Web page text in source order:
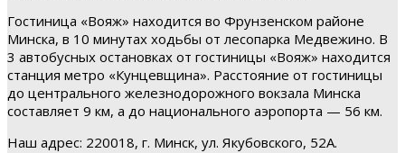
Гостиница «Вояж» находится во Фрунзенском районе
Минска, в 10 минутах ходьбы от лесопарка Медвежино. В
3 автобусных остановках от гостиницы «Вояж» находится
станция метро «Кунцевщина». Расстояние от гостиницы
до центрального железнодорожного вокзала Минска
составляет 9 км, а до национального аэропорта — 56 км.
Наш адрес: 220018, г. Минск, ул. Якубовского, 52А.